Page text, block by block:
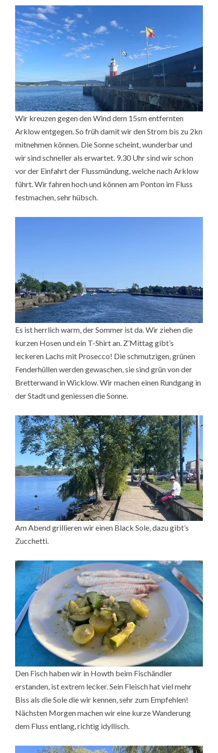
Wir kreuzen gegen den Wind dem 15sm entfernten
Arklow entgegen. So früh damit wir den Strom bis zu 2kn
mitnehmen können. Die Sonne scheint, wunderbar und
wir sind schneller als erwartet. 9.30 Uhr sind wir schon
vor der Einfahrt der Flussmündung, welche nach Arklow
führt. Wir fahren hoch und können am Ponton im Fluss
festmachen, sehr hübsch.
Es ist herrlich warm, der Sommer ist da. Wir ziehen die
kurzen Hosen und ein T-Shirt an. Z’Mittag gibt’s
leckeren Lachs mit Prosecco! Die schmutzigen, grünen
Fenderhüllen werden gewaschen, sie sind grün von der
Bretterwand in Wicklow. Wir machen einen Rundgang in
der Stadt und geniessen die Sonne.
Am Abend grillieren wir einen Black Sole, dazu gibt’s
Zucchetti.
Den Fisch haben wir in Howth beim Fischändler
erstanden, ist extrem lecker. Sein Fleisch hat viel mehr
Biss als die Sole die wir kennen, sehr zum Empfehlen!
Nächsten Morgen machen wir eine kurze Wanderung
dem Fluss entlang, richtig idyllisch.